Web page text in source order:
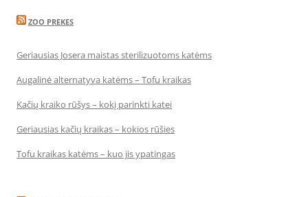
ZOO PREKES
Geriausias Josera maistas sterilizuotoms katėms
Augalinė alternatyva katėms – Tofu kraikas
Kačių kraiko rūšys – kokį parinkti katei
Geriausias kačių kraikas – kokios rūšies
Tofu kraikas katėms – kuo jis ypatingas